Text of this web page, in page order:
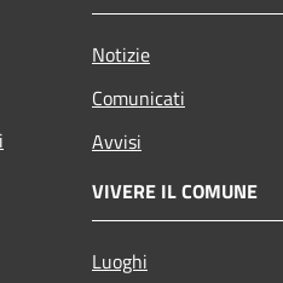
Notizie
Comunicati
Avvisi
VIVERE IL COMUNE
Luoghi